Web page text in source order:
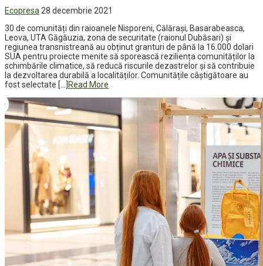
Ecopresa 28 decembrie 2021
30 de comunități din raioanele Nisporeni, Călărași, Basarabeasca,
Leova, UTA Găgăuzia, zona de securitate (raionul Dubăsari) și
regiunea transnistreană au obținut granturi de până la 16.000 dolari
SUA pentru proiecte menite să sporească reziliența comunităților la
schimbările climatice, să reducă riscurile dezastrelor și să contribuie
la dezvoltarea durabilă a localităților. Comunitățile câștigătoare au
fost selectate […]
Read More